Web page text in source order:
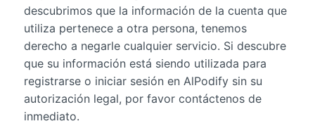
descubrimos que la información de la cuenta que
utiliza pertenece a otra persona, tenemos
derecho a negarle cualquier servicio. Si descubre
que su información está siendo utilizada para
registrarse o iniciar sesión en AlPodify sin su
autorización legal, por favor contáctenos de
inmediato.